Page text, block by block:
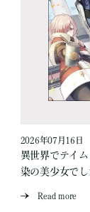
2026年07月16日
異世界でテイ
染の美少女でし
Read more